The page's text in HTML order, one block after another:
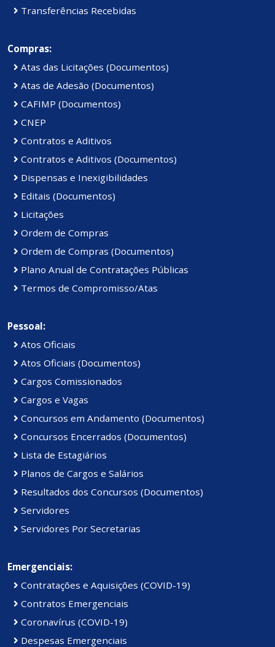
Transferências Recebidas
Compras:
Atas das Licitações (Documentos)
Atas de Adesão (Documentos)
CAFIMP (Documentos)
CNEP
Contratos e Aditivos
Contratos e Aditivos (Documentos)
Dispensas e Inexigibilidades
Editais (Documentos)
Licitações
Ordem de Compras
Ordem de Compras (Documentos)
Plano Anual de Contratações Públicas
Termos de Compromisso/Atas
Pessoal:
Atos Oficiais
Atos Oficiais (Documentos)
Cargos Comissionados
Cargos e Vagas
Concursos em Andamento (Documentos)
Concursos Encerrados (Documentos)
Lista de Estagiários
Planos de Cargos e Salários
Resultados dos Concursos (Documentos)
Servidores
Servidores Por Secretarias
Emergenciais:
Contratações e Aquisições (COVID-19)
Contratos Emergenciais
Coronavírus (COVID-19)
Despesas Emergenciais